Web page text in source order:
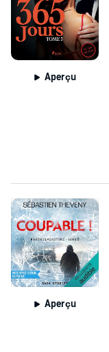
Aperçu
Aperçu